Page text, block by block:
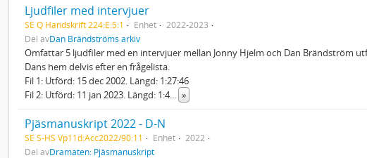
Ljudfiler med intervjuer
SE Q Handskrift 224:E:5:1 Enhet
2022-2023
Del avDan Brändströms arkiv
Omfattar 5 ljudfiler med en intervjuer mellan Jonny Hjelm och Dan Brändström
Dans hem delvis efter en frågelista.
Fil 1: Utförd: 15 dec 2002. Längd: 1:27:46
Fil 2: Utförd: 11 jan 2023. Längd: 1:4... »
Pjäsmanuskript 2022 - D-N
SE S-HS Vp11d:Acc2022/90:11 Enhet
2022
Del avDramaten: Pjäsmanuskript